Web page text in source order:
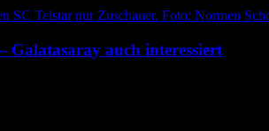
Galatasaray auch interessiert